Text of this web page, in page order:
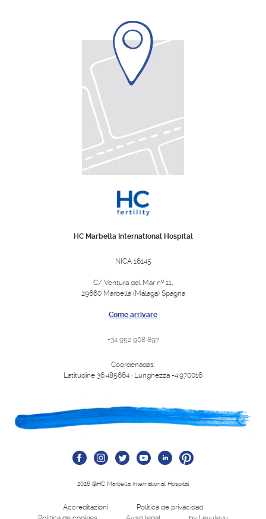
HC Marbella International Hospital
NICA 16145
C/ Ventura del Mar nº 11,
29660 Marbella (Málaga) Spagna
Come arrivare
+34 952 908 897
Coordenadas:
Latitudine 36.485664 · Lunghezza -4.970016
2026 @HC Marbella International Hospital
Accreditazioni
Política de privacidad